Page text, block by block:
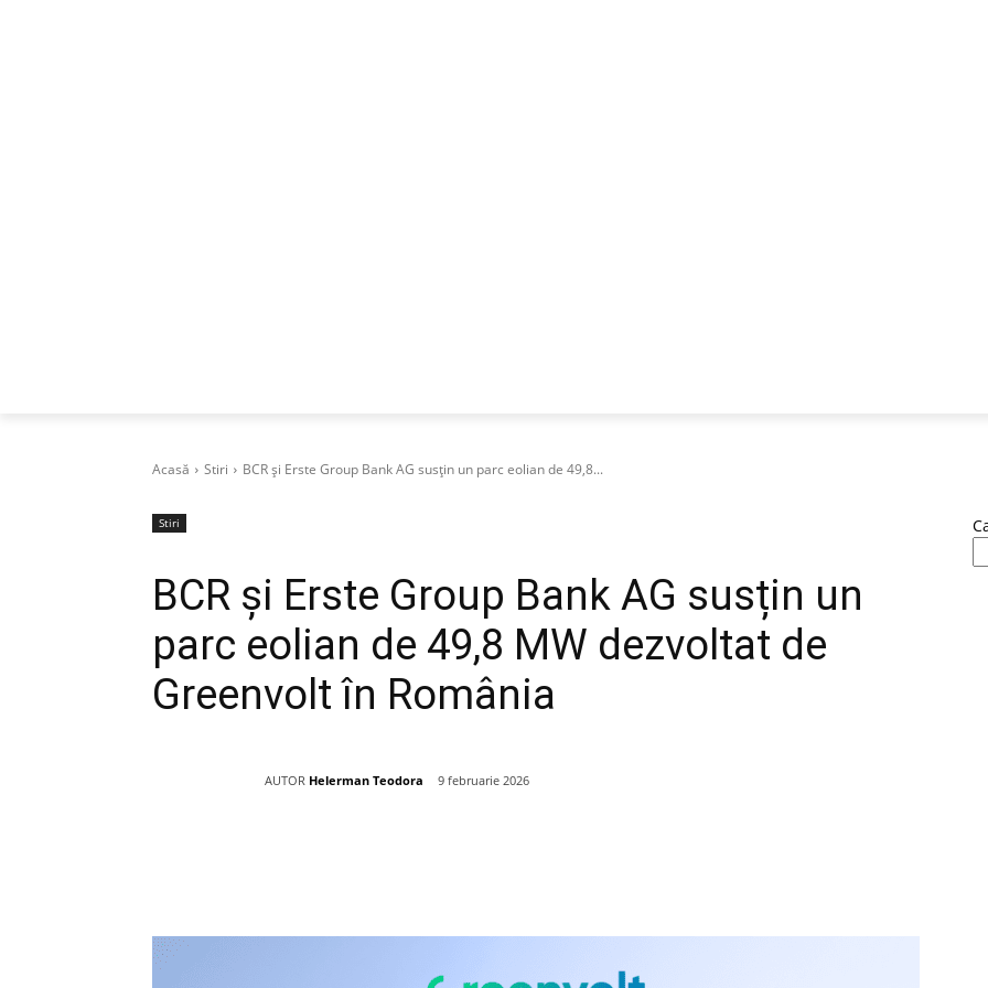
Acasă Stiri BCR și Erste Group Bank AG susțin un parc eolian de 49,8...
Stiri
BCR și Erste Group Bank AG susțin un
parc eolian de 49,8 MW dezvoltat de
Greenvolt în România
AUTOR Helerman Teodora 9 februarie 2026